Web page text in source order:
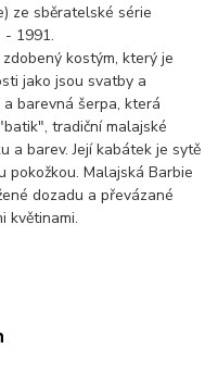
ze sběratelské série
1991.
kostým, který je
jako jsou svatby a
barevná šerpa, která
tradiční malajské
a barev. Její kabátek je sytě
pokožkou. Malajská Barbie
dozadu a převázané
květinami.